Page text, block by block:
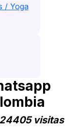
/ Yoga
visitas